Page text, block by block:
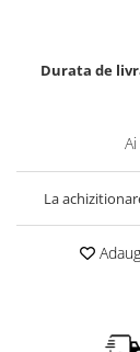
Durata de
La